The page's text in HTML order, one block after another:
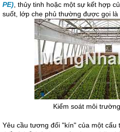
PE) , thủy tinh hoặc một sự kết hợp
suốt, lớp che phủ thường được gọi là
Kiểm soát môi
Yêu cầu tương đối "kín" của một cấu